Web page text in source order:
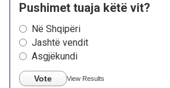
Pushimet tuaja këtë vit?
Në Shqipëri
Jashtë vendit
Asgjëkundi
Vote View Results